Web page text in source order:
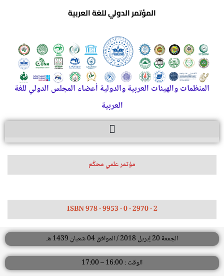
المؤتمر الدولي للغة العربية
المنظمات والهيئات العربية والدولية أعضاء المجلس الدولي للغة
العربية
مؤتمر علمي محكّم
ISBN 978 - 9953 - 0 - 2970 - 2
الجمعة 20 إبريل 2018 / الموافق 04 شعبان 1439 هـ
الوقت : 16:00 – 17:00